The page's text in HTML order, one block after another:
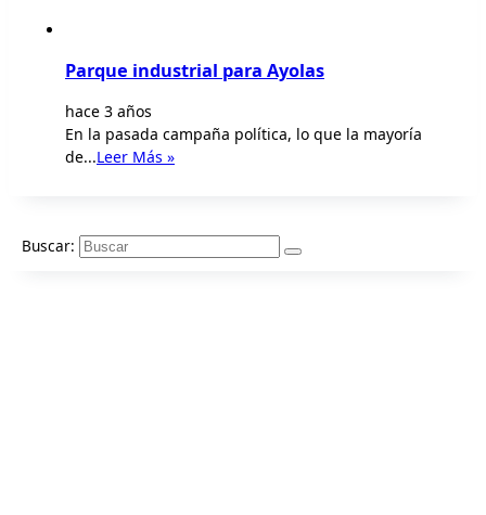
Parque industrial para Ayolas
hace 3 años
En la pasada campaña política, lo que la mayoría
de...Leer Más »
Buscar: